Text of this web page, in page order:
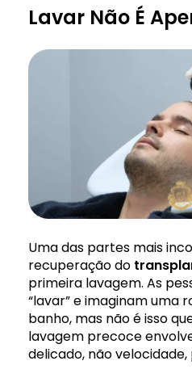
Lavar Não É
Uma das partes mais
recuperação do
primeira lavagem. As
“lavar” e imaginam uma
banho, mas não é isso
lavagem precoce
delicado, não